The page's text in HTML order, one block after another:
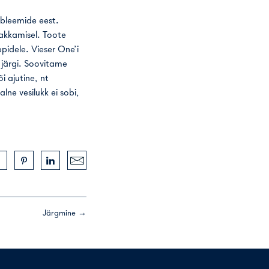
eest.
Toote
Vieser One’i
Soovitame
ajutine, nt
vesilukk ei sobi,
Järgmine →